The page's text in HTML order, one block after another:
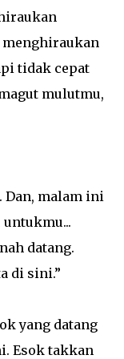
menghiraukan
tidak cepat
mulutmu,
Dan, malam ini
datang.
di sini.”
yang datang
Esok takkan